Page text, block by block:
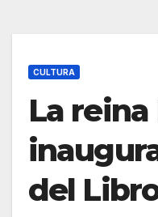
CULTURA
La
del